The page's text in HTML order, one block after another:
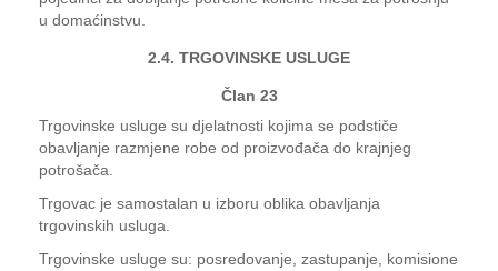
u domaćinstvu.
2.4. TRGOVINSKE USLUGE
Član 23
Trgovinske usluge su djelatnosti kojima se podstiče
obavljanje razmjene robe od proizvođača do krajnjeg
potrošača.
Trgovac je samostalan u izboru oblika obavljanja
trgovinskih usluga.
Trgovinske usluge su: posredovanje, zastupanje, komisione